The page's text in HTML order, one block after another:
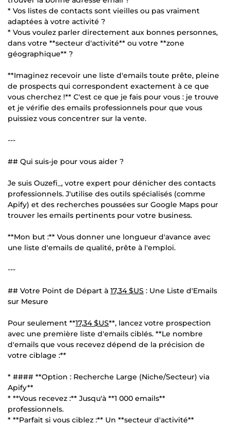
* Vos listes de contacts sont vieilles ou pas vraiment
adaptées à votre activité ?
* Vous voulez parler directement aux bonnes personnes,
dans votre **secteur d'activité** ou votre **zone
géographique** ?
**Imaginez recevoir une liste d'emails toute prête, pleine
de prospects qui correspondent exactement à ce que
vous cherchez !** C'est ce que je fais pour vous : je trouve
et je vérifie des emails professionnels pour que vous
puissiez vous concentrer sur la vente.
---
## Qui suis-je pour vous aider ?
Je suis Ouzefi_, votre expert pour dénicher des contacts
professionnels. J'utilise des outils spécialisés (comme
Apify) et des recherches poussées sur Google Maps pour
trouver les emails pertinents pour votre business.
**Mon but :** Vous donner une longueur d'avance avec
une liste d'emails de qualité, prête à l'emploi.
---
## Votre Point de Départ à 17,34 $US : Une Liste d'Emails
sur Mesure
Pour seulement **17,34 $US**, lancez votre prospection
avec une première liste d'emails ciblés. **Le nombre
d'emails que vous recevez dépend de la précision de
votre ciblage :**
* #### **Option : Recherche Large (Niche/Secteur) via
Apify**
* **Vous recevez :** Jusqu'à **1 000 emails**
professionnels.
* **Parfait si vous ciblez :** Un **secteur d'activité**